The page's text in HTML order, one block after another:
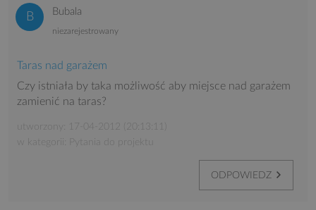
Bubala
niezarejestrowany
Taras nad garażem
Czy istniała by taka możliwość aby miejsce nad garażem
zamienić na taras?
utworzony: 17-04-2012 (20:13:11)
w kategorii: Pytania do projektu
ODPOWIEDZ